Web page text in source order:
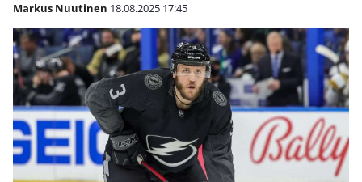
Markus Nuutinen 18.08.2025 17:45